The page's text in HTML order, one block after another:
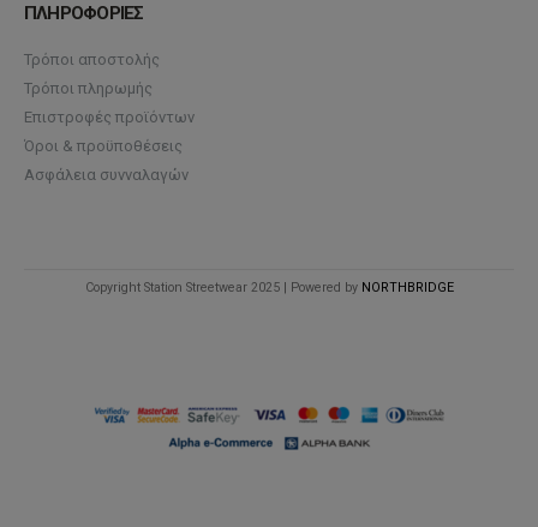
ΠΛΗΡΟΦΟΡΙΕΣ
Τρόποι αποστολής
Τρόποι πληρωμής
Επιστροφές προϊόντων
Όροι & προϋποθέσεις
Ασφάλεια συνναλαγών
Copyright Station Streetwear 2025 | Powered by NORTHBRIDGE